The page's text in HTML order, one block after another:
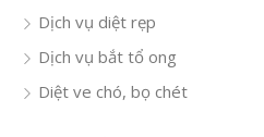
Dịch vụ diệt rẹp
Dịch vụ bắt tổ ong
Diệt ve chó, bọ chét